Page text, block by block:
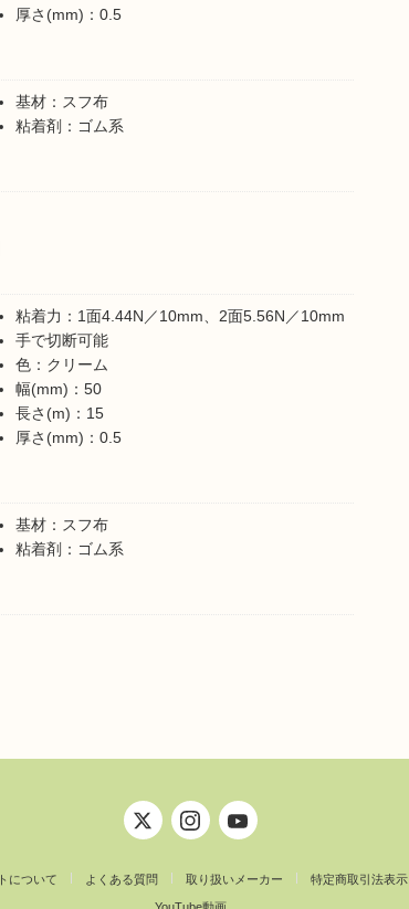
厚さ(mm)：0.5
基材：スフ布
粘着剤：ゴム系
粘着力：1面4.44N／10mm、2面5.56N／10mm
手で切断可能
色：クリーム
幅(mm)：50
長さ(m)：15
厚さ(mm)：0.5
基材：スフ布
粘着剤：ゴム系
について よくある質問 取り扱いメーカー 特定商取引法表示